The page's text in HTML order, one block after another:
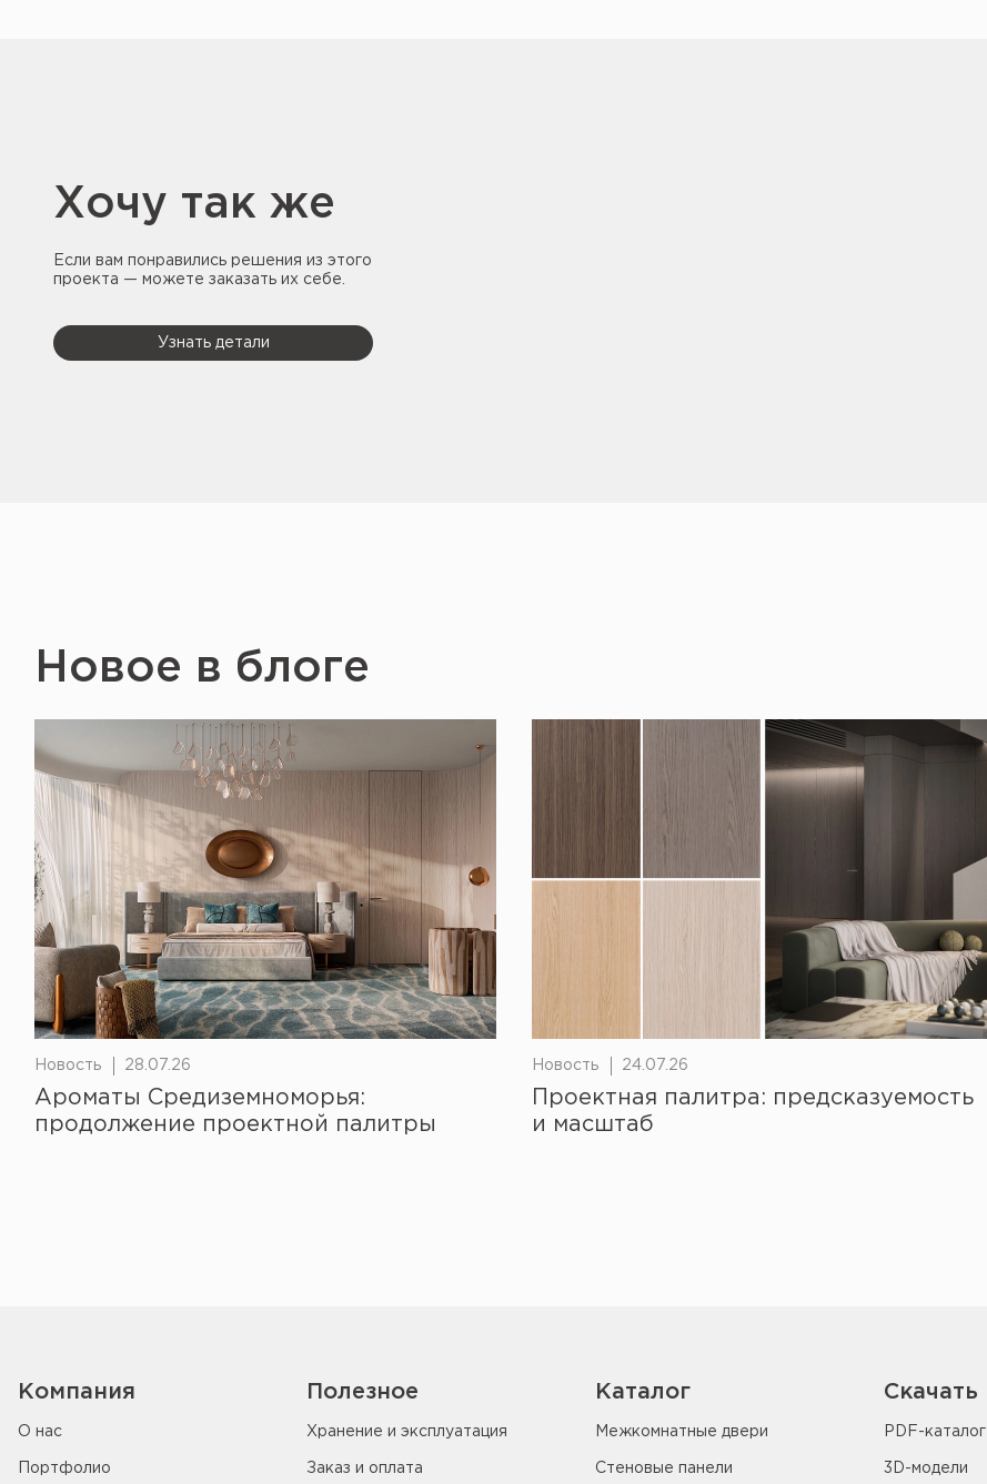
Хочу так же
Если вам понравились решения из этого
проекта — можете заказать их себе.
Узнать детали
Новое в блоге
Новость 28.07.26
Ароматы Средиземноморья:
продолжение проектной палитры
Новость 24.07.26
Проектная палитра: предсказуемость
и масштаб
Компания
О нас
Портфолио
Полезное
Хранение и эксплуатация
Заказ и оплата
Каталог
Межкомнатные двери
Стеновые панели
Скачать
PDF-каталог
3D-модели